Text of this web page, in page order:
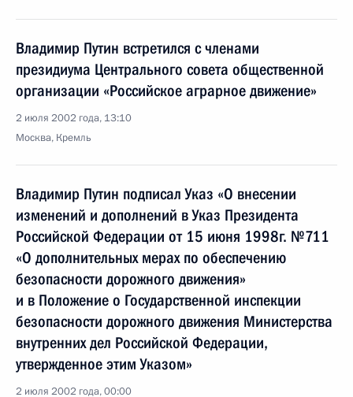
Владимир Путин встретился с членами
президиума Центрального совета общественной
организации «Российское аграрное движение»
2 июля 2002 года, 13:10
Москва, Кремль
Владимир Путин подписал Указ «О внесении
изменений и дополнений в Указ Президента
Российской Федерации от 15 июня 1998г. №711
«О дополнительных мерах по обеспечению
безопасности дорожного движения»
и в Положение о Государственной инспекции
безопасности дорожного движения Министерства
внутренних дел Российской Федерации,
утвержденное этим Указом»
2 июля 2002 года, 00:00